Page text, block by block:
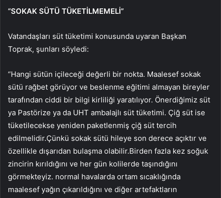
“SOKAK SÜTÜ TÜKETİLMEMELİ”
Vatandaşları süt tüketimi konusunda uyaran Başkan
Toprak, şunları söyledi:
“Hangi sütün içileceği değerli bir nokta. Maalesef sokak
sütü rağbet görüyor ve beslenme eğitimi almayan bireyler
tarafından ciddi bir bilgi kirliliği yaratılıyor. Önerdiğimiz süt
ya Pastörize ya da UHT ambalajlı süt tüketimi. Çiğ süt ise
tüketilecekse yeniden paketlenmiş çiğ süt tercih
edilmelidir.Çünkü sokak sütü hileye son derece açıktır ve
özellikle dışarıdan bulaşma olabilir.Birden fazla kez soğuk
zincirin kırıldığını ve her gün kolilerde taşındığını
görmekteyiz. normal havalarda ortam sıcaklığında
maalesef yağın çıkarıldığını ve diğer artefaktların